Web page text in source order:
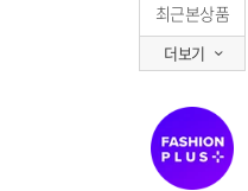
최근본상품
더보기